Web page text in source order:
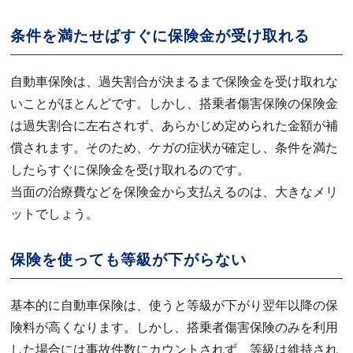
条件を満たせばすぐに保険金が受け取れる
自動車保険は、過失割合が決まるまで保険金を受け取れな
いことがほとんどです。しかし、搭乗者傷害保険の保険金
は過失割合に左右されず、あらかじめ定められた金額が補
償されます。そのため、ケガの症状が確定し、条件を満た
したらすぐに保険金を受け取れるのです。
当面の治療費などを保険金から支払えるのは、大きなメリ
ットでしょう。
保険を使っても等級が下がらない
基本的に自動車保険は、使うと等級が下がり翌年以降の保
険料が高くなります。しかし、搭乗者傷害保険のみを利用
した場合には事故件数にカウントされず、等級は維持され